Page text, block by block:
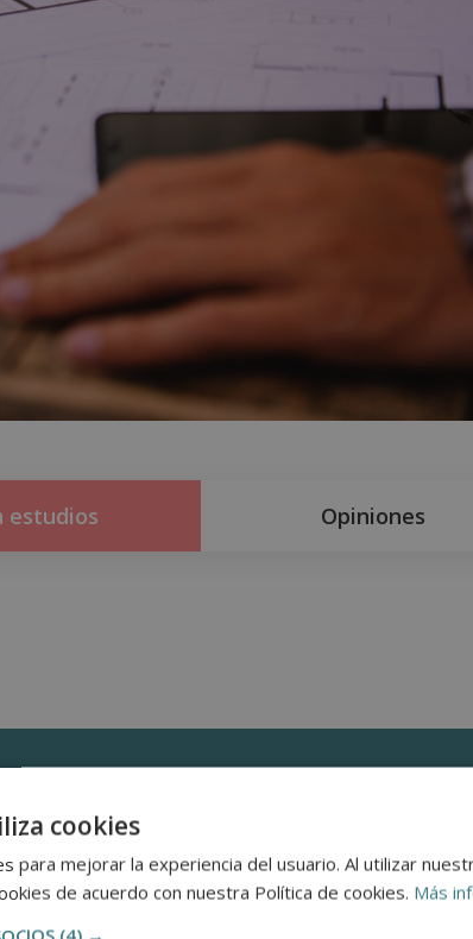
estudios Opiniones
cookies
para mejorar la experiencia del usuario. Al utilizar
de acuerdo con nuestra Política de cookies. Más
(4) →